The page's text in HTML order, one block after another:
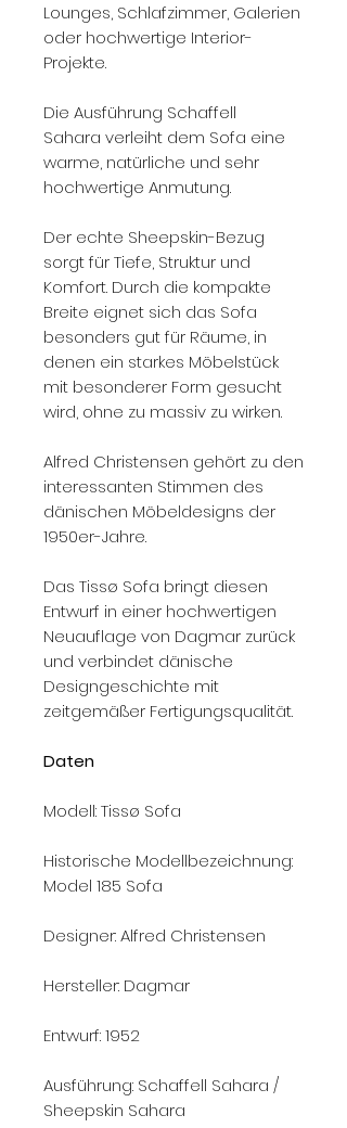
Lounges, Schlafzimmer, Galerien
oder hochwertige Interior-
Projekte.
Die Ausführung Schaffell
Sahara verleiht dem Sofa eine
warme, natürliche und sehr
hochwertige Anmutung.
Der echte Sheepskin-Bezug
sorgt für Tiefe, Struktur und
Komfort. Durch die kompakte
Breite eignet sich das Sofa
besonders gut für Räume, in
denen ein starkes Möbelstück
mit besonderer Form gesucht
wird, ohne zu massiv zu wirken.
Alfred Christensen gehört zu den
interessanten Stimmen des
dänischen Möbeldesigns der
1950er-Jahre.
Das Tissø Sofa bringt diesen
Entwurf in einer hochwertigen
Neuauflage von Dagmar zurück
und verbindet dänische
Designgeschichte mit
zeitgemäßer Fertigungsqualität.
Daten
Modell: Tissø Sofa
Historische Modellbezeichnung:
Model 185 Sofa
Designer: Alfred Christensen
Hersteller: Dagmar
Entwurf: 1952
Ausführung: Schaffell Sahara /
Sheepskin Sahara